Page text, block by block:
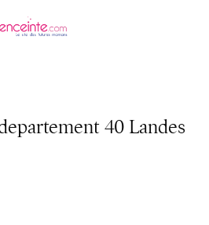
40 Landes